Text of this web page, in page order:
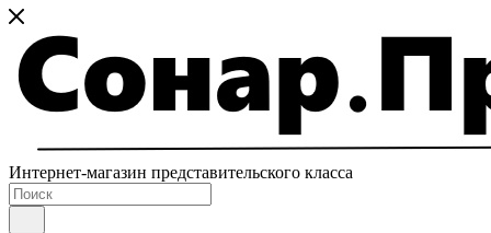
Интернет-магазин представительского класса